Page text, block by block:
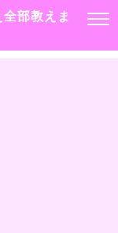
部教えま